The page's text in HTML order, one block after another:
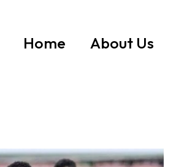
Home About Us